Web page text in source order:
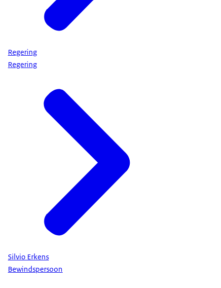
Regering
Regering
Silvio Erkens
Bewindspersoon